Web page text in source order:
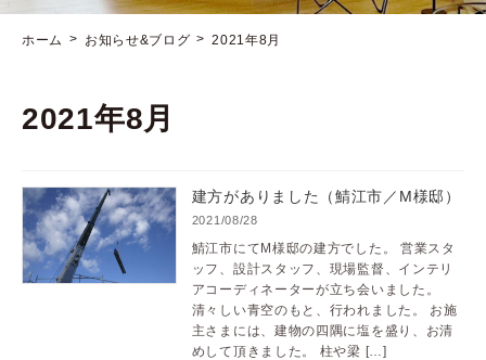
ホーム お知らせ&ブログ 2021年8月
2021年8月
建方がありました（鯖江市／M様邸）
2021/08/28
鯖江市にてM様邸の建方でした。 営業スタ
ッフ、設計スタッフ、現場監督、インテリ
アコーディネーターが立ち会いました。
清々しい青空のもと、行われました。 お施
主さまには、建物の四隅に塩を盛り、お清
めして頂きました。 柱や梁 […]